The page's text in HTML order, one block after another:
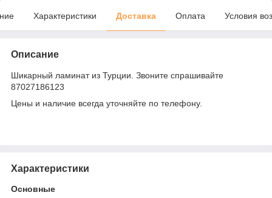
Характеристики Доставка Оплата Условия
Описание
Шикарный ламинат из Турции. Звоните спрашивайте
87027186123
Цены и наличие всегда уточняйте по телефону.
Характеристики
Основные